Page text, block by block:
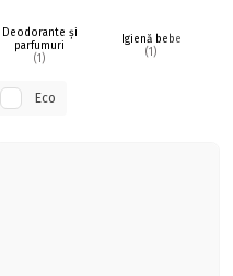
Deodorante și
parfumuri
(1)
Igienă bebe
(1)
Eco